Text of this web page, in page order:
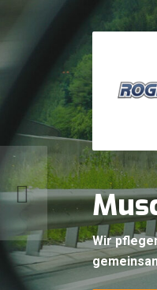
für
Gerne
gebraucht